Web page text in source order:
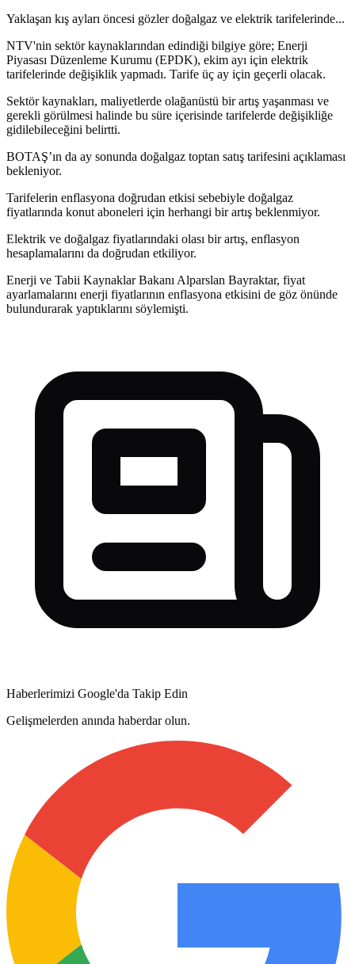
Yaklaşan kış ayları öncesi gözler doğalgaz ve elektrik tarifelerinde...
NTV'nin sektör kaynaklarından edindiği bilgiye göre; Enerji
Piyasası Düzenleme Kurumu (EPDK), ekim ayı için elektrik
tarifelerinde değişiklik yapmadı. Tarife üç ay için geçerli olacak.
Sektör kaynakları, maliyetlerde olağanüstü bir artış yaşanması ve
gerekli görülmesi halinde bu süre içerisinde tarifelerde değişikliğe
gidilebileceğini belirtti.
BOTAŞ’ın da ay sonunda doğalgaz toptan satış tarifesini açıklaması
bekleniyor.
Tarifelerin enflasyona doğrudan etkisi sebebiyle doğalgaz
fiyatlarında konut aboneleri için herhangi bir artış beklenmiyor.
Elektrik ve doğalgaz fiyatlarındaki olası bir artış, enflasyon
hesaplamalarını da doğrudan etkiliyor.
Enerji ve Tabii Kaynaklar Bakanı Alparslan Bayraktar, fiyat
ayarlamalarını enerji fiyatlarının enflasyona etkisini de göz önünde
bulundurarak yaptıklarını söylemişti.
Haberlerimizi Google'da Takip Edin
Gelişmelerden anında haberdar olun.